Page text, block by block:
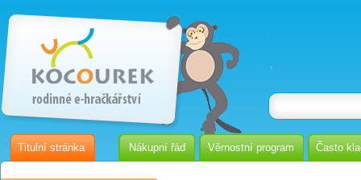
Titulní stránka Nákupní řád Věrnostní program Často